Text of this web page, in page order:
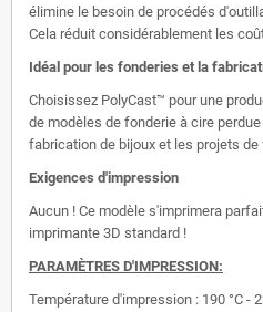
élimine le besoin de procédés
Cela réduit considérablement les
Idéal pour les fonderies et la
Choisissez PolyCast™ pour une
de modèles de fonderie à cire
fabrication de bijoux et les projets
Exigences d'impression
Aucun ! Ce modèle s'imprimera
imprimante 3D standard !
PARAMÈTRES D'IMPRESSION:
Température d'impression : 190 °C -